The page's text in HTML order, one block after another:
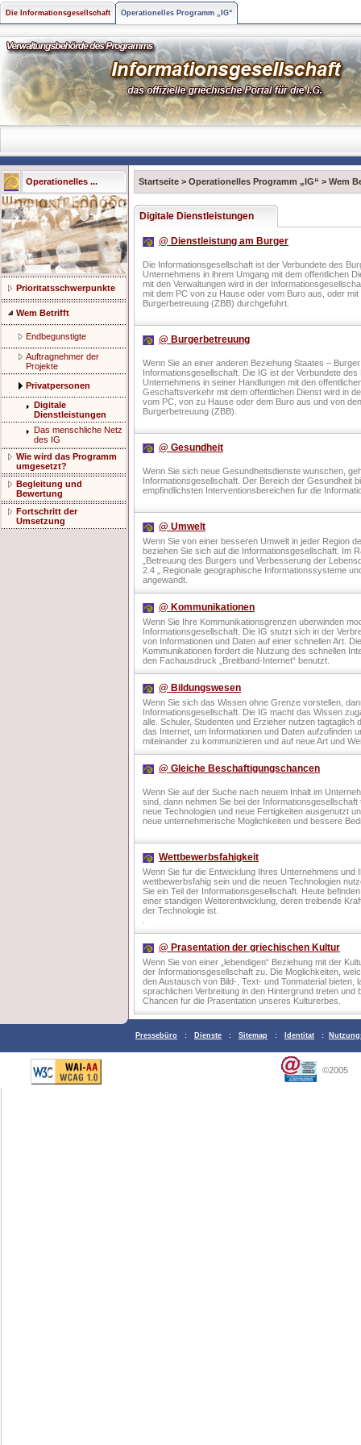
Die Informationsgesellschaft Operationelles Programm „IG“
Operationelles ...
Prioritatsschwerpunkte
Wem Betrifft
Endbegunstigte
Auftragnehmer der
Projekte
Privatpersonen
Digitale
Dienstleistungen
Das menschliche Netz
des IG
Wie wird das Programm
umgesetzt?
Begleitung und
Bewertung
Fortschritt der
Umsetzung
Startseite > Operationelles Programm „IG“ > Wem
Digitale Dienstleistungen
@ Dienstleistung am Burger
Die Informationsgesellschaft ist der Verbundete des
Unternehmens in ihrem Umgang mit dem offentlichen
mit den Verwaltungen wird in der
mit dem PC von zu Hause oder vom Buro aus, oder
Burgerbetreuung (ZBB) durchgefuhrt.
@ Burgerbetreuung
Wenn Sie an einer anderen Beziehung Staates –
Informationsgesellschaft. Die IG ist der Verbundete
Unternehmens in seiner Handlungen mit den
Geschaftsverkehr mit dem offentlichen Dienst wird in
vom PC, von zu Hause oder dem Buro aus und von
Burgerbetreuung (ZBB).
@ Gesundheit
Wenn Sie sich neue Gesundheitsdienste wunschen,
Informationsgesellschaft. Der Bereich der Gesundheit
empfindlichsten Interventionsbereichen fur die
@ Umwelt
Wenn Sie von einer besseren Umwelt in jeder Region
beziehen Sie sich auf die Informationsgesellschaft. Im
„Betreuung des Burgers und Verbesserung der
2.4 „ Regionale geographische Informationssysteme
angewandt.
@ Kommunikationen
Wenn Sie Ihre Kommunikationsgrenzen uberwinden
Informationsgesellschaft. Die IG stutzt sich in der
von Informationen und Daten auf einer schnellen Art.
Kommunikationen fordert die Nutzung des schnellen
den Fachausdruck „Breitband-Internet“ benutzt.
@ Bildungswesen
Wenn Sie sich das Wissen ohne Grenze vorstellen,
Informationsgesellschaft. Die IG macht das Wissen
alle. Schuler, Studenten und Erzieher nutzen tagtaglich
das Internet, um Informationen und Daten aufzufinden
miteinander zu kommunizieren und auf neue Art und
@ Gleiche Beschaftigungschancen
Wenn Sie auf der Suche nach neuem Inhalt im
sind, dann nehmen Sie bei der
neue Technologien und neue Fertigkeiten ausgenutzt
neue unternehmerische Moglichkeiten und bessere
Wettbewerbsfahigkeit
Wenn Sie fur die Entwicklung Ihres Unternehmens und
wettbewerbsfahig sein und die neuen Technologien
Sie ein Teil der Informationsgesellschaft. Heute
einer standigen Weiterentwicklung, deren treibende
der Technologie ist.
@ Prasentation der griechischen Kultur
Wenn Sie von einer „lebendigen“ Beziehung mit der
der Informationsgesellschaft zu. Die Moglichkeiten,
den Austausch von Bild-, Text- und Tonmaterial bieten,
sprachlichen Verbreitung in den Hintergrund treten und
Chancen fur die Prasentation unseres Kulturerbes.
Pressebüro : Dienste : Sitemap : Identitat :
©2005